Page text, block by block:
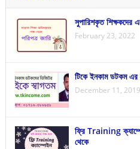
সুপারিশকৃত
February 23, 2022
টিকে ইনকাম ডটকম এর
December 11, 2019
ফ্রি Training
থেকে